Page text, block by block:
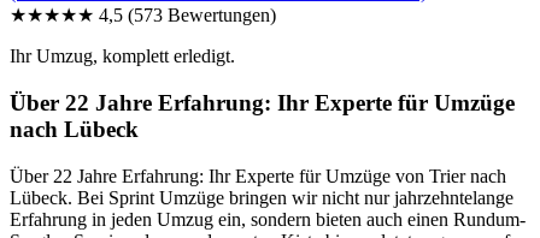
★★★★★ 4,5 (573 Bewertungen)
Ihr Umzug, komplett erledigt.
Über 22 Jahre Erfahrung: Ihr Experte für Umzüge
nach Lübeck
Über 22 Jahre Erfahrung: Ihr Experte für Umzüge von Trier nach
Lübeck. Bei Sprint Umzüge bringen wir nicht nur jahrzehntelange
Erfahrung in jeden Umzug ein, sondern bieten auch einen Rundum-